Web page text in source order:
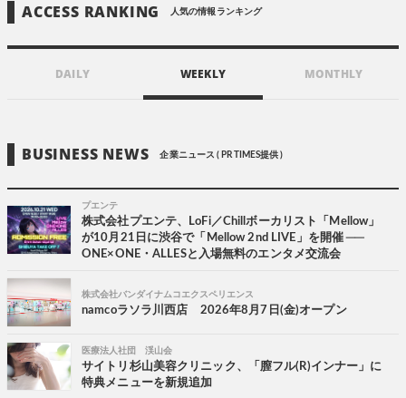
ACCESS RANKING 人気の情報ランキング
DAILY WEEKLY MONTHLY
BUSINESS NEWS 企業ニュース ( PR TIMES提供 )
プエンテ
株式会社プエンテ、LoFi／Chillボーカリスト「Mellow」
が10月21日に渋谷で「Mellow 2nd LIVE」を開催 ──
ONE×ONE・ALLESと入場無料のエンタメ交流会
株式会社バンダイナムコエクスペリエンス
namcoラソラ川西店 2026年8月7日(金)オープン
医療法人社団 渓山会
サイトリ杉山美容クリニック、「膣フル(R)インナー」に
特典メニューを新規追加